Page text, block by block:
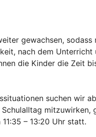
gewachsen,
nach dem Unterricht
die Kinder die Zeit
suchen wir
mitzuwirken,
– 13:20 Uhr statt.